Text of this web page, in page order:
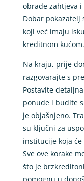
obrade zahtjeva
Dobar
koji već imaju
kreditnom kućom.
Na kraju, prije
razgovarajte s
Postavite
ponude i budite
je objašnjeno.
su ključni za
institucije koja
Sve ove korake
što je